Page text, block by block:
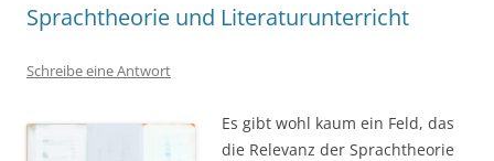
Sprachtheorie und Literaturunterricht
Schreibe eine Antwort
Es gibt wohl kaum ein Feld, das
die Relevanz der Sprachtheorie